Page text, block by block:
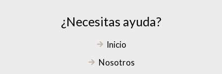
¿Necesitas ayuda?
Inicio
Nosotros